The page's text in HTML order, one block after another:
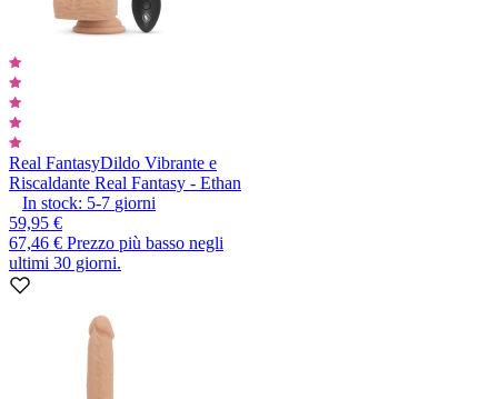
Real FantasyDildo Vibrante e
Riscaldante Real Fantasy - Ethan
In stock: 5-7 giorni
59,95 €
67,46 € Prezzo più basso negli
ultimi 30 giorni.